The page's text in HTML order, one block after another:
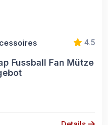
4.5
Fussball Fan Mütze